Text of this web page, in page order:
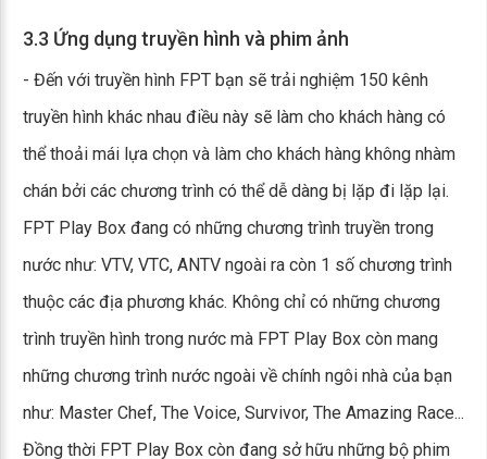
3.3 Ứng dụng truyền hình và phim ảnh
- Đến với truyền hình FPT bạn sẽ trải nghiệm 150 kênh
truyền hình khác nhau điều này sẽ làm cho khách hàng có
thể thoải mái lựa chọn và làm cho khách hàng không nhàm
chán bởi các chương trình có thể dễ dàng bị lặp đi lặp lại.
FPT Play Box đang có những chương trình truyền trong
nước như: VTV, VTC, ANTV ngoài ra còn 1 số chương trình
thuộc các địa phương khác. Không chỉ có những chương
trình truyền hình trong nước mà FPT Play Box còn mang
những chương trình nước ngoài về chính ngôi nhà của bạn
như: Master Chef, The Voice, Survivor, The Amazing Race...
Đồng thời FPT Play Box còn đang sở hữu những bộ phim